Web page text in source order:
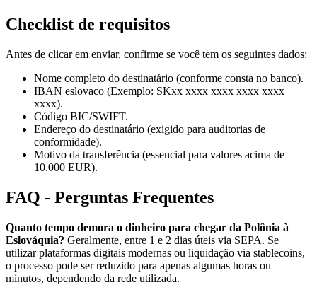
Checklist de requisitos
Antes de clicar em enviar, confirme se você tem os seguintes dados:
Nome completo do destinatário (conforme consta no banco).
IBAN eslovaco (Exemplo: SKxx xxxx xxxx xxxx xxxx
xxxx).
Código BIC/SWIFT.
Endereço do destinatário (exigido para auditorias de
conformidade).
Motivo da transferência (essencial para valores acima de
10.000 EUR).
FAQ - Perguntas Frequentes
Quanto tempo demora o dinheiro para chegar da Polônia à
Eslováquia? Geralmente, entre 1 e 2 dias úteis via SEPA. Se
utilizar plataformas digitais modernas ou liquidação via stablecoins,
o processo pode ser reduzido para apenas algumas horas ou
minutos, dependendo da rede utilizada.